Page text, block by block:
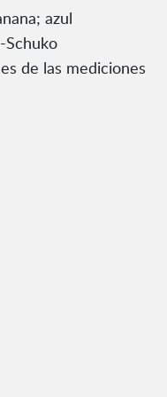
azul
de las mediciones